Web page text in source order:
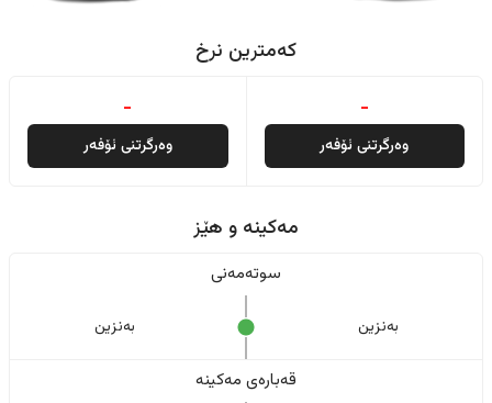
کەمترین نرخ
-
وەرگرتنی ئۆفەر
-
وەرگرتنی ئۆفەر
مەکینە و هێز
سوتەمەنی
بەنزین بەنزین
قەبارەی مەکینە